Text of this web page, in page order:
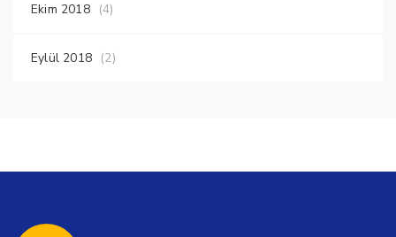
Ekim 2018 (4)
Eylül 2018 (2)